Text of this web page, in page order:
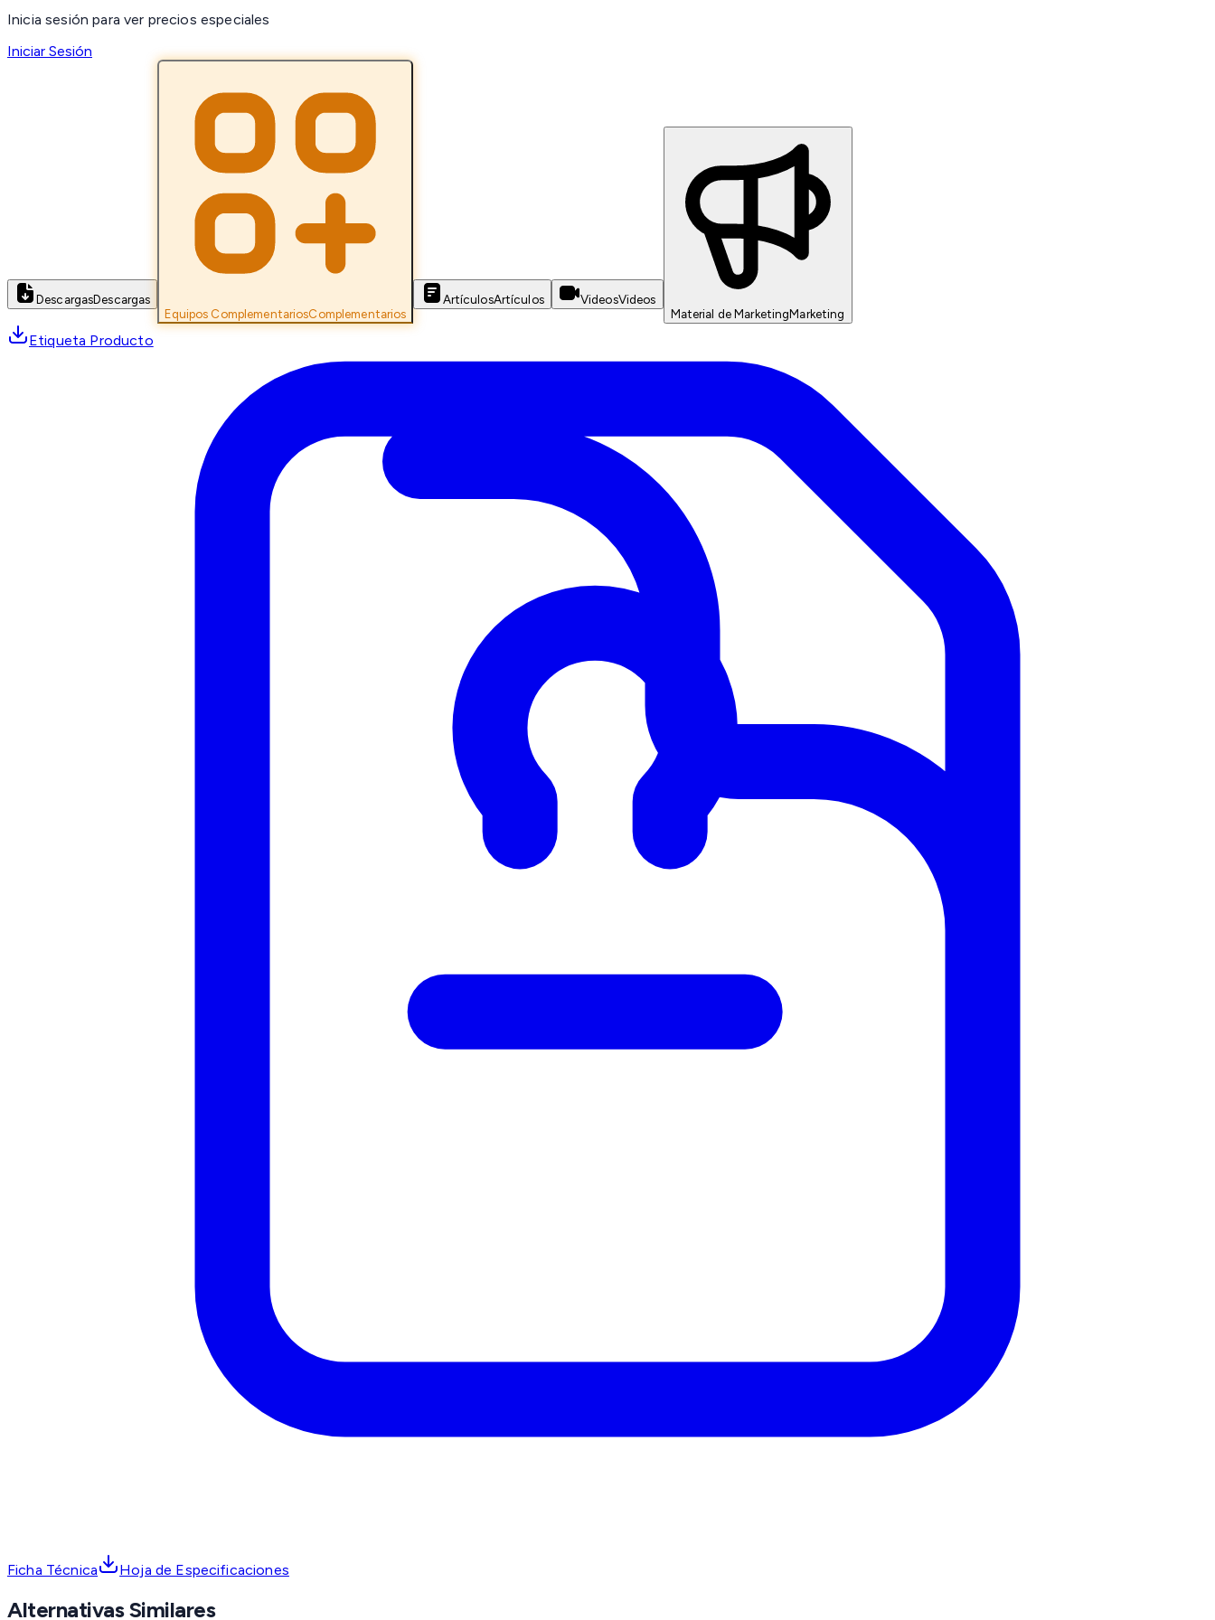
Inicia sesión para ver precios especiales
Iniciar Sesión
DescargasDescargas
Equipos ComplementariosComplementarios
ArtículosArtículos VideosVideos
Material de MarketingMarketing
Etiqueta Producto
Ficha Técnica Hoja de Especificaciones
Alternativas Similares